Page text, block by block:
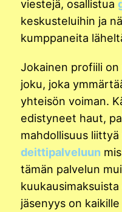
viestejä, osallistua
keskusteluihin ja
kumppaneita
Jokainen profiili on
joku, joka
yhteisön voiman.
edistyneet haut,
mahdollisuus liittyä
deittipalveluun
tämän palvelun
jäsenyys on